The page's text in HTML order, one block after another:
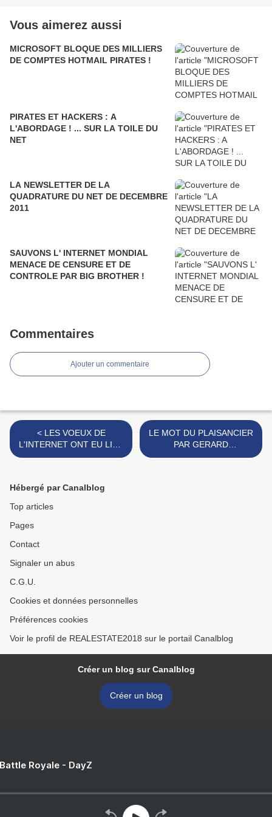
Vous aimerez aussi
MICROSOFT BLOQUE DES MILLIERS
DE COMPTES HOTMAIL PIRATES !
PIRATES ET HACKERS : A
L'ABORDAGE ! ... SUR LA TOILE DU
NET
LA NEWSLETTER DE LA
QUADRATURE DU NET DE DECEMBRE
2011
SAUVONS L' INTERNET MONDIAL
MENACE DE CENSURE ET DE
CONTROLE PAR BIG BROTHER !
Commentaires
Ajouter un commentaire
< LES VOEUX DE
L'INTERNET ONT EU LIEU
A ISSY-LES-MOULINEAUX
LE MOT DU PLAISANCIER
PAR GERARD
DIACONESCO >
Hébergé par Canalblog
Top articles
Pages
Contact
Signaler un abus
C.G.U.
Cookies et données personnelles
Préférences cookies
Voir le profil de REALESTATE2018 sur le portail Canalblog
Créer un blog sur Canalblog
Créer un blog
Royale - DayZ